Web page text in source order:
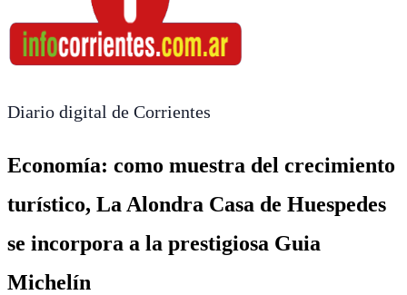
Diario digital de Corrientes
Economía: como muestra del crecimiento
turístico, La Alondra Casa de Huespedes
se incorpora a la prestigiosa Guia
Michelín